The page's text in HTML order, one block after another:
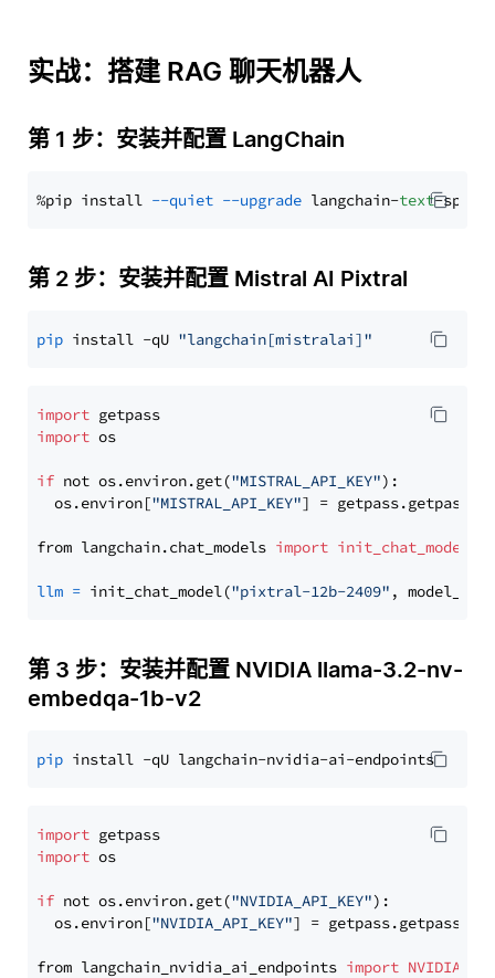
实战：搭建 RAG 聊天机器人
第 1 步：安装并配置 LangChain
%pip install --quiet --upgrade langchain-text
第 2 步：安装并配置 Mistral AI Pixtral
pip install -qU "langchain[mistralai]"
import
import os
if not os.environ.get("MISTRAL_API_KEY"):
  os.environ[
"MISTRAL_API_KEY"] = getpass.getpass(
from langchain.chat_models import init_chat_model
llm = init_chat_model("pixtral-12b-2409" ,
第 3 步：安装并配置 NVIDIA llama-3.2-nv-
embedqa-1b-v2
pip
import
import os
if not os.environ.get("NVIDIA_API_KEY"):
  os.environ[
"NVIDIA_API_KEY"] = getpass.getpass(
from langchain_nvidia_ai_endpoints import